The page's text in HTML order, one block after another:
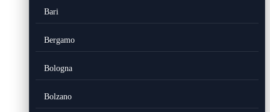
Bari
Bergamo
Bologna
Bolzano